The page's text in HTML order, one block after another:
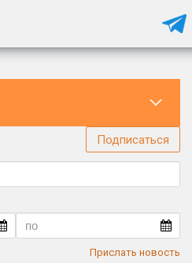
Подписаться
Прислать новость